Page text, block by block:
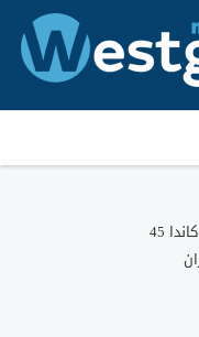
لە هێرشێکی حوسییەکاندا 45